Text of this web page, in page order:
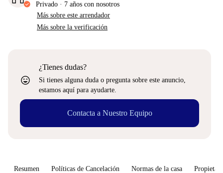
Privado · 7 años con nosotros
Más sobre este arrendador
Más sobre la verificación
sentiment_very_satisfied
¿Tienes dudas?
Si tienes alguna duda o pregunta sobre este anuncio,
estamos aquí para ayudarte.
Contacta a Nuestro Equipo
Resumen Políticas de Cancelación Normas de la casa